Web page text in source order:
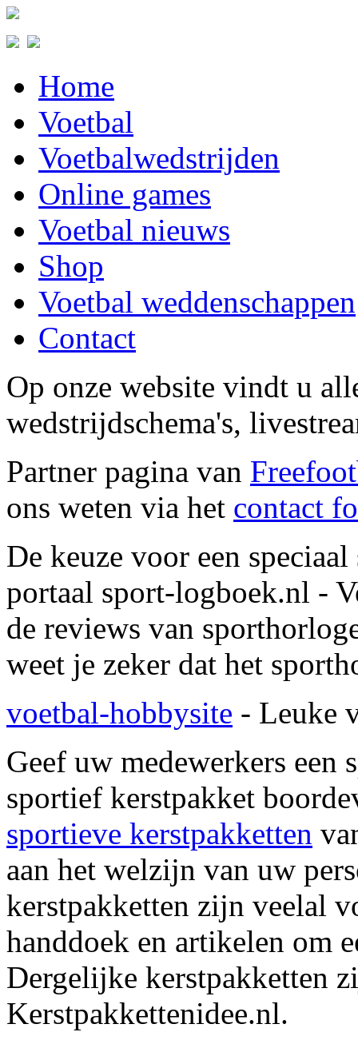
Home
Voetbal
Voetbalwedstrijden
Online games
Voetbal nieuws
Shop
Voetbal weddenschappen
Contact
Op onze website vindt u
wedstrijdschema's,
Partner pagina van
ons weten via het contact
De keuze voor een
portaal sport-logboek.nl -
de reviews van
weet je zeker dat het
voetbal-hobbysite - Leuke
Geef uw medewerkers
sportief kerstpakket
sportieve kerstpakketten
aan het welzijn van uw
kerstpakketten zijn veelal
handdoek en artikelen om
Dergelijke kerstpakketten
Kerstpakkettenidee.nl.